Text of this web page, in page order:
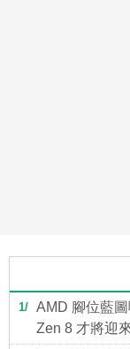
1
AMD 腳位藍
Zen 8 才將迎